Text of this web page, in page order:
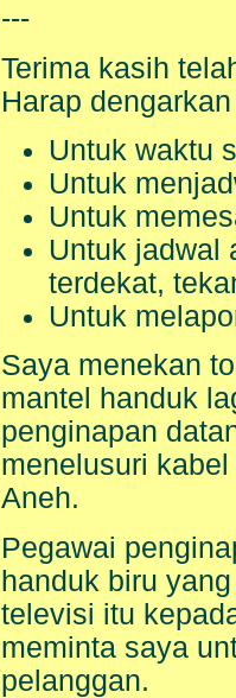
---
Terima kasih
Harap
Untuk waktu
Untuk
Untuk
Untuk jadwal
terdekat,
Untuk
Saya menekan
mantel handuk
penginapan
menelusuri
Aneh.
Pegawai
handuk biru
televisi itu
meminta saya
pelanggan.